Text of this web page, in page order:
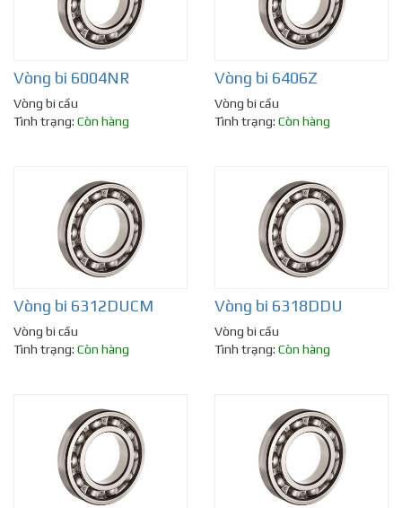
Vòng bi 6004NR
Vòng bi cầu
Tình trạng: Còn hàng
Vòng bi 6406Z
Vòng bi cầu
Tình trạng: Còn hàng
Vòng bi 6312DUCM
Vòng bi cầu
Tình trạng: Còn hàng
Vòng bi 6318DDU
Vòng bi cầu
Tình trạng: Còn hàng